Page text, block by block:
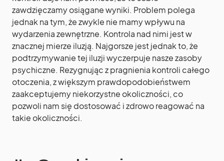
zawdzięczamy osiągane wyniki. Problem polega
jednak na tym, że zwykle nie mamy wpływu na
wydarzenia zewnętrzne. Kontrola nad nimi jest w
znacznej mierze iluzją. Najgorsze jest jednak to, że
podtrzymywanie tej iluzji wyczerpuje nasze zasoby
psychiczne. Rezygnując z pragnienia kontroli całego
otoczenia, z większym prawdopodobieństwem
zaakceptujemy niekorzystne okoliczności, co
pozwoli nam się dostosować i zdrowo reagować na
takie okoliczności.